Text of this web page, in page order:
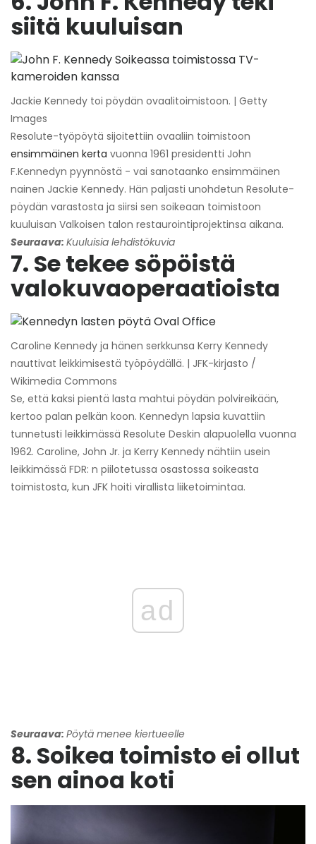
siitä kuuluisan
Jackie Kennedy toi pöydän ovaalitoimistoon. | Getty
Images
Resolute-työpöytä sijoitettiin ovaaliin toimistoon
ensimmäinen kerta vuonna 1961 presidentti John
F.Kennedyn pyynnöstä - vai sanotaanko ensimmäinen
nainen Jackie Kennedy. Hän paljasti unohdetun Resolute-
pöydän varastosta ja siirsi sen soikeaan toimistoon
kuuluisan Valkoisen talon restaurointiprojektinsa aikana.
Seuraava: Kuuluisia lehdistökuvia
7. Se tekee söpöistä
valokuvaoperaatioista
Caroline Kennedy ja hänen serkkunsa Kerry Kennedy
nauttivat leikkimisestä työpöydällä. | JFK-kirjasto /
Wikimedia Commons
Se, että kaksi pientä lasta mahtui pöydän polvireikään,
kertoo palan pelkän koon. Kennedyn lapsia kuvattiin
tunnetusti leikkimässä Resolute Deskin alapuolella vuonna
1962. Caroline, John Jr. ja Kerry Kennedy nähtiin usein
leikkimässä FDR: n piilotetussa osastossa soikeasta
toimistosta, kun JFK hoiti virallista liiketoimintaa.
ad
Seuraava: Pöytä menee kiertueelle
8. Soikea toimisto ei ollut
sen ainoa koti